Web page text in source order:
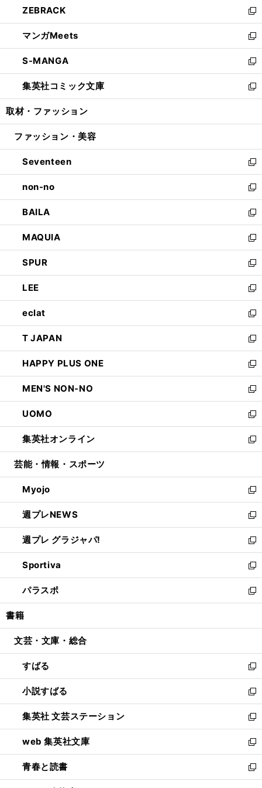
く
で
開
く
ド
ウ
で
開
く
ィ
ン
ド
ウ
で
開
く
い
ウ
ィ
ン
ド
ウ
で
開
ZEBRACK
新
し
い
ウ
ィ
ン
ド
ウ
開
マンガMeets
新
し
い
ウ
ィ
ン
ウ
開
く
S-MANGA
新
し
い
ウ
ン
ウ
で
開
く
集英社コミック文庫
新
し
ウ
ン
ド
ウ
で
開
く
取材・ファッション
ファッション・美容
Seventeen
新
し
い
ウ
ィ
ン
ド
ウ
で
開
く
non-no
新
し
い
ウ
ィ
ン
ド
ウ
で
開
く
BAILA
新
し
い
ウ
ィ
ン
ド
ウ
で
開
く
MAQUIA
新
し
い
ウ
ィ
ン
ド
ウ
で
開
く
SPUR
新
し
い
ウ
ィ
ン
ド
ウ
で
開
く
LEE
新
し
い
ウ
ィ
ン
ド
ウ
で
開
く
eclat
新
し
い
ウ
ィ
ン
ド
ウ
で
開
く
T JAPAN
新
し
い
ウ
ィ
ン
ド
ウ
で
開
HAPPY PLUS ONE
新
し
い
ウ
ィ
ン
ド
ウ
開
く
MEN'S NON-NO
新
し
い
ウ
ィ
ン
ウ
で
開
く
UOMO
新
し
い
ウ
ン
ド
ウ
で
開
く
集英社オンライン
新
し
ウ
ィ
ン
ド
ウ
で
開
く
芸能・情報・スポーツ
Myojo
新
し
い
ウ
ィ
ン
ド
ウ
で
開
週プレNEWS
新
し
い
ウ
ィ
ン
ド
ウ
開
週プレ グラジャパ!
新
し
い
ウ
ィ
ン
ウ
開
く
Sportiva
新
し
い
ウ
ン
ウ
で
開
く
パラスポ
新
し
ウ
ン
ド
ウ
で
開
く
書籍
文芸・文庫・総合
すばる
新
し
い
ウ
ィ
ン
ド
ウ
で
開
小説すばる
新
し
い
ウ
ィ
ン
ド
ウ
集英社 文芸ステーション
新
し
い
ウ
ィ
ン
web 集英社文庫
新
し
い
ウ
青春と読書
新
し